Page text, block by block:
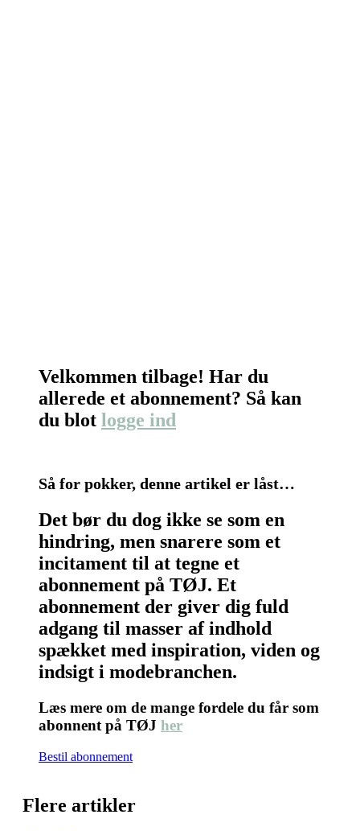
Velkommen tilbage! Har du
allerede et abonnement? Så kan
du blot logge ind
Så for pokker, denne artikel er låst…
Det bør du dog ikke se som en
hindring, men snarere som et
incitament til at tegne et
abonnement på TØJ. Et
abonnement der giver dig fuld
adgang til masser af indhold
spækket med inspiration, viden og
indsigt i modebranchen.
Læs mere om de mange fordele du får som
abonnent på TØJ her
Bestil abonnement
Flere artikler